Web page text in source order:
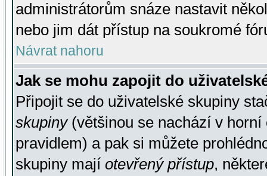
administrátorům snáze nastavit
nebo jim dát přístup na soukromé
Návrat nahoru
Jak se mohu zapojit do
Připojit se do uživatelské skupiny
skupiny(většinou se nachází v horní
pravidlem) a pak si můžete
skupiny mají otevřený přístup,